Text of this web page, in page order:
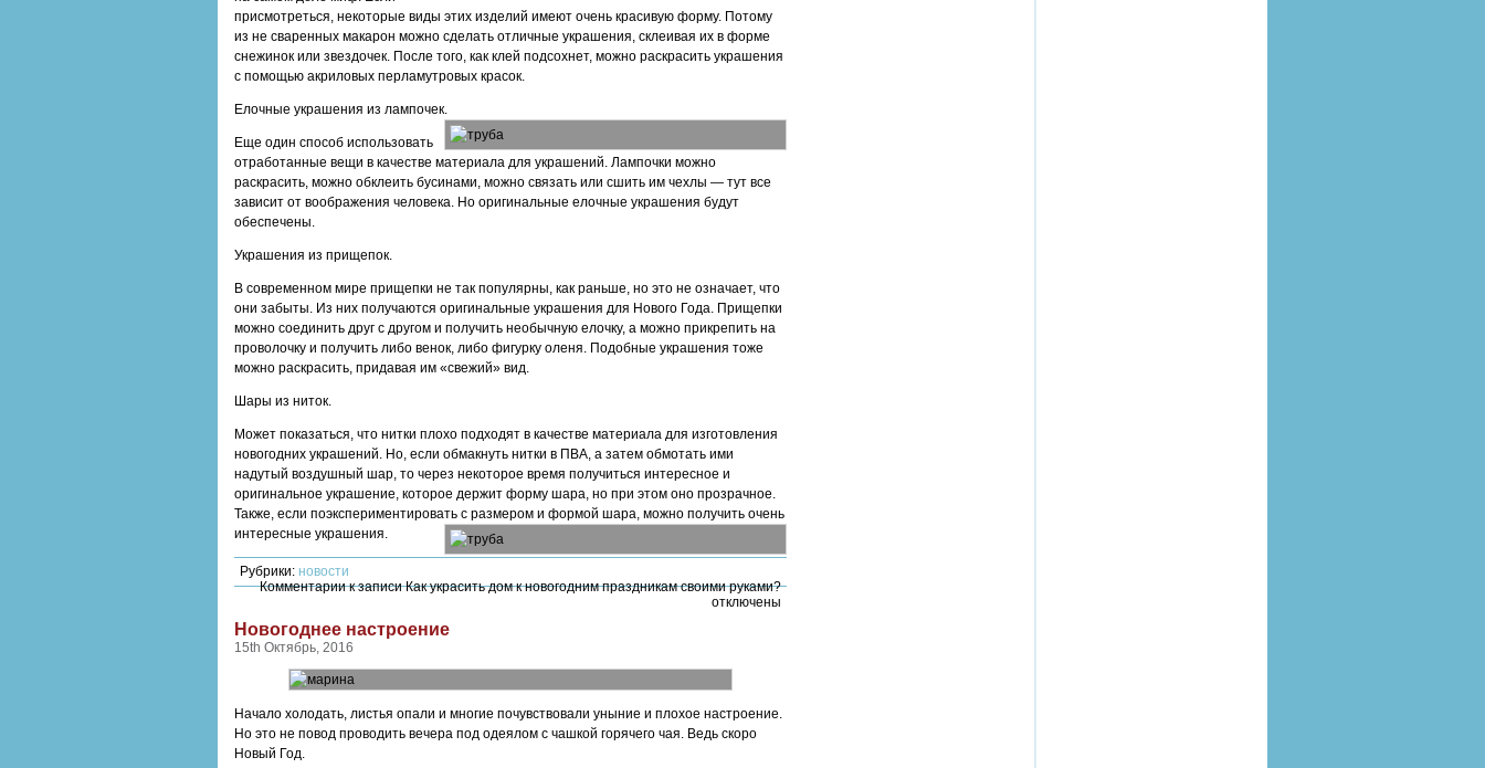
присмотреться, некоторые виды этих изделий имеют очень красивую форму. Потому
из не сваренных макарон можно сделать отличные украшения, склеивая их в форме
снежинок или звездочек. После того, как клей подсохнет, можно раскрасить украшения
с помощью акриловых перламутровых красок.
Елочные украшения из лампочек.
Еще один способ использовать
отработанные вещи в качестве материала для украшений. Лампочки можно
раскрасить, можно обклеить бусинами, можно связать или сшить им чехлы — тут все
зависит от воображения человека. Но оригинальные елочные украшения будут
обеспечены.
Украшения из прищепок.
В современном мире прищепки не так популярны, как раньше, но это не означает, что
они забыты. Из них получаются оригинальные украшения для Нового Года. Прищепки
можно соединить друг с другом и получить необычную елочку, а можно прикрепить на
проволочку и получить либо венок, либо фигурку оленя. Подобные украшения тоже
можно раскрасить, придавая им «свежий» вид.
Шары из ниток.
Может показаться, что нитки плохо подходят в качестве материала для изготовления
новогодних украшений. Но, если обмакнуть нитки в ПВА, а затем обмотать ими
надутый воздушный шар, то через некоторое время получиться интересное и
оригинальное украшение, которое держит форму шара, но при этом оно прозрачное.
Также, если поэкспериментировать с размером и формой шара, можно получить очень
интересные украшения.
Рубрики: новости
Комментариик записи Как украсить дом к новогодним праздникам своими руками?
отключены
Новогоднее настроение
15th Октябрь, 2016
Начало холодать, листья опали и многие почувствовали уныние и плохое настроение.
Но это не повод проводить вечера под одеялом с чашкой горячего чая. Ведь скоро
Новый Год.